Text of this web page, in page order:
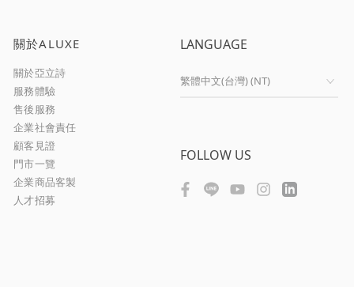
關於ALUXE
關於亞立詩
服務體驗
售後服務
企業社會責任
顧客見證
門市一覽
企業商品客製
人才招募
LANGUAGE
FOLLOW US